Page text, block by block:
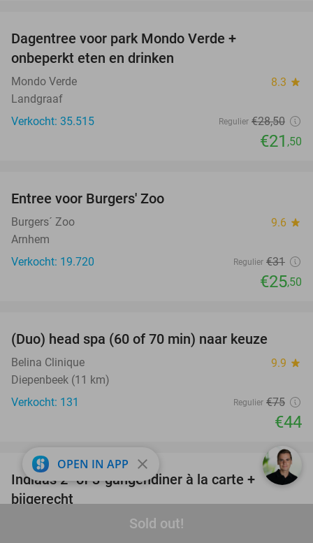
Sold out!
Dagentree voor park Mondo Verde +
onbeperkt eten en drinken
Mondo Verde 8.3 star
Landgraaf
Verkocht: 35.515
Regulier €28,50
€21 ,50
Entree voor Burgers' Zoo
Burgers´ Zoo 9.6 star
Arnhem
Verkocht: 19.720
Regulier €31
€25,50
(Duo) head spa (60 of 70 min) naar keuze
Belina Clinique 9.9 star
Diepenbeek (11 km)
Verkocht: 131
Regulier €75
€44
26%
favorite_border
Indiaas 2- of 3-gangendiner à la carte +
bijgerecht
OPEN IN APP close